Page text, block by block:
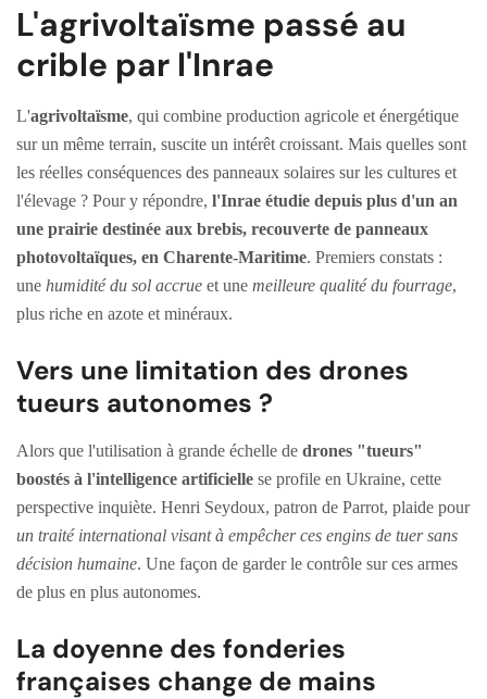
L'agrivoltaïsme passé au
crible par l'Inrae
L'agrivoltaïsme, qui combine production agricole et énergétique
sur un même terrain, suscite un intérêt croissant. Mais quelles sont
les réelles conséquences des panneaux solaires sur les cultures et
l'élevage ? Pour y répondre, l'Inrae étudie depuis plus d'un an
une prairie destinée aux brebis, recouverte de panneaux
photovoltaïques, en Charente-Maritime. Premiers constats :
une humidité du sol accrue et une meilleure qualité du fourrage,
plus riche en azote et minéraux.
Vers une limitation des drones
tueurs autonomes ?
Alors que l'utilisation à grande échelle de drones "tueurs"
boostés à l'intelligence artificielle se profile en Ukraine, cette
perspective inquiète. Henri Seydoux, patron de Parrot, plaide pour
un traité international visant à empêcher ces engins de tuer sans
décision humaine. Une façon de garder le contrôle sur ces armes
de plus en plus autonomes.
La doyenne des fonderies
françaises change de mains